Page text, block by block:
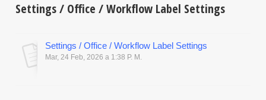
Settings / Office / Workflow Label Settings
Settings / Office / Workflow Label Settings
Mar, 24 Feb, 2026 a 1:38 P. M.